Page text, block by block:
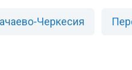
Черкесия